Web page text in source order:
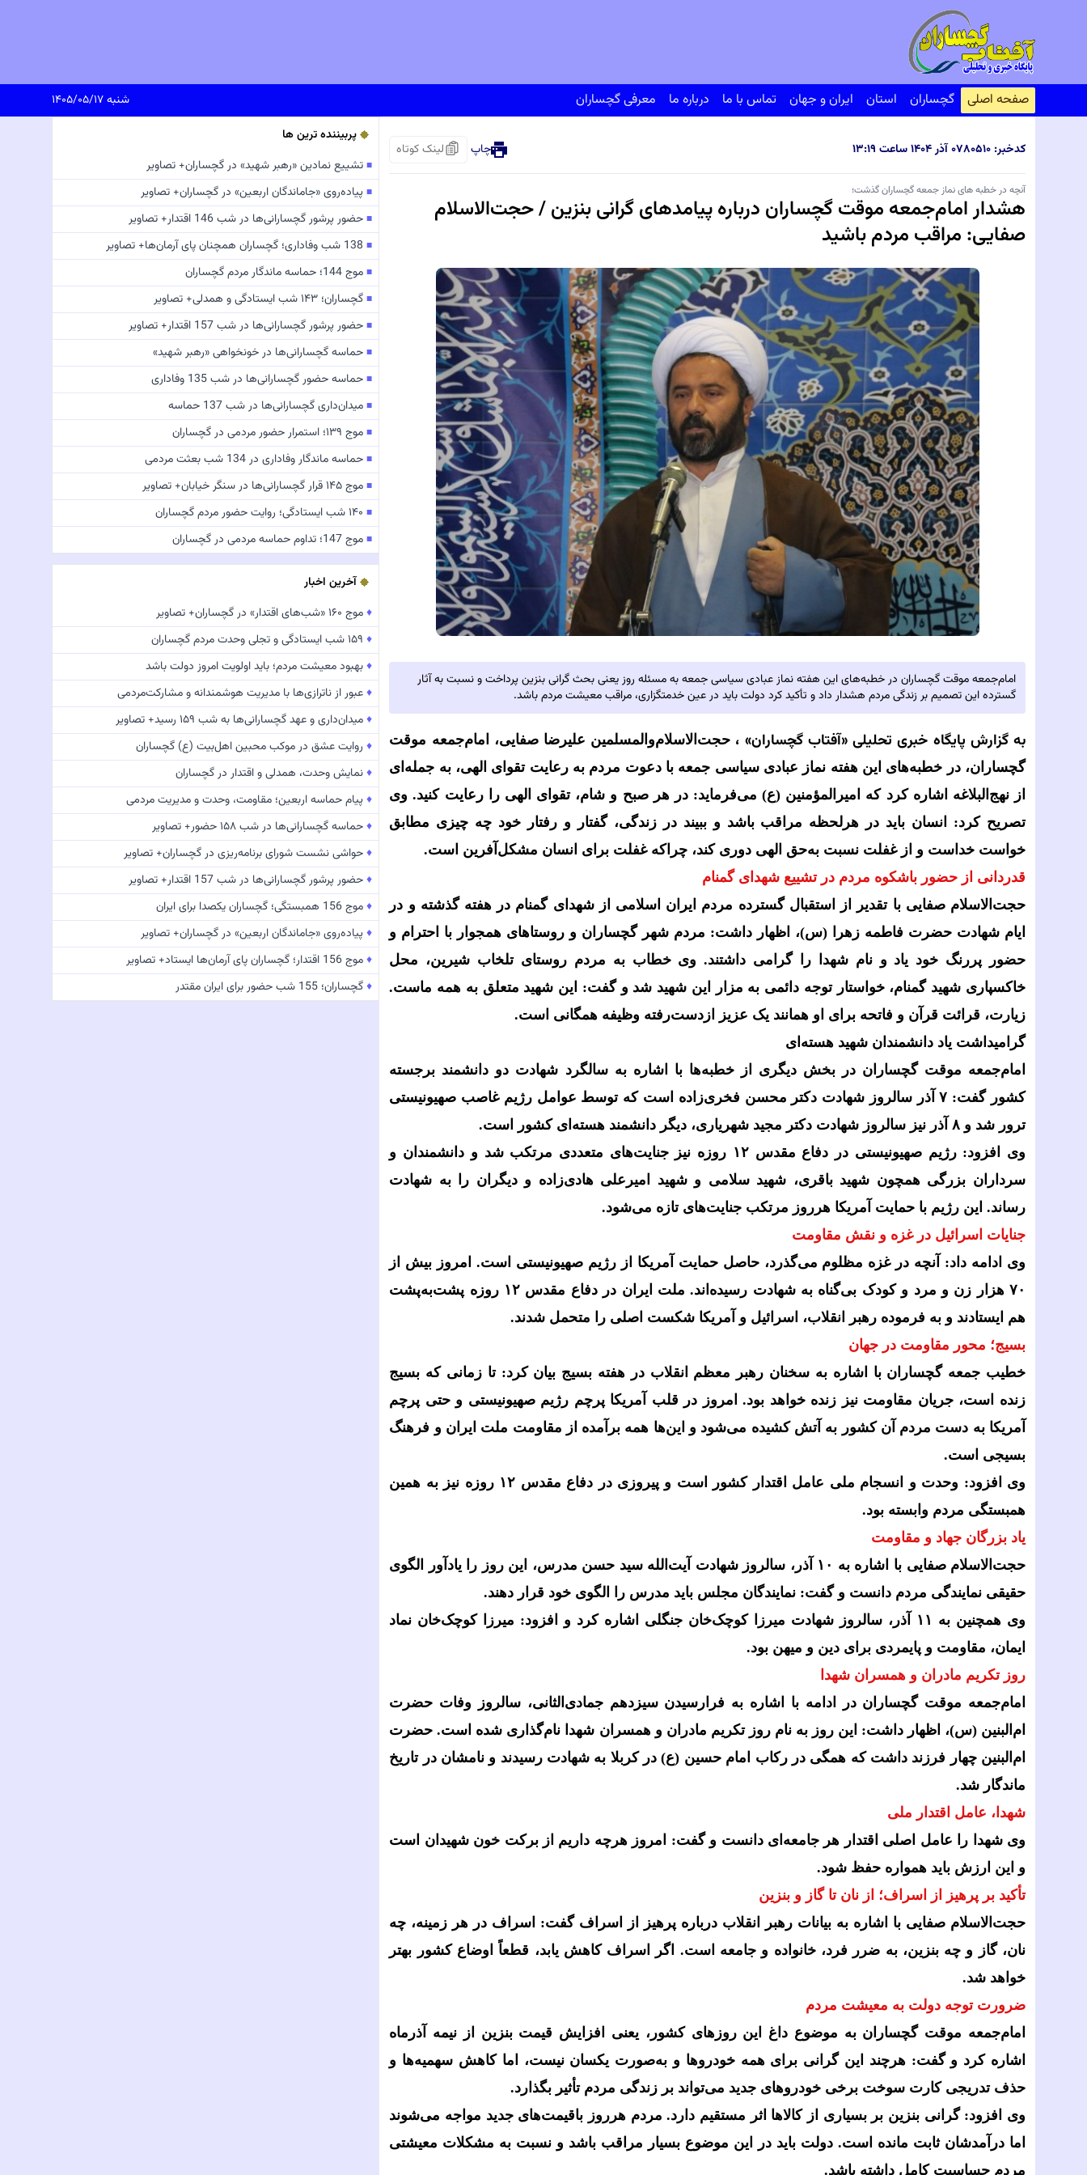
صفحه اصلی گچساران استان ایران و جهان تماس با ما درباره ما معرفی گچساران شنبه ۱۴۰۵/۰۵/۱۷
کدخبر: ۸۰۵۱۰ ۰۷ آذر ۱۴۰۴ ساعت ۱۳:۱۹ چاپ لینک کوتاه
آنچه در خطبه های نماز جمعه گچساران گذشت؛
هشدار امام‌جمعه موقت گچساران درباره پیامدهای گرانی بنزين / حجت‌الاسلام
صفایی: مراقب مردم باشید
امام‌جمعه موقت گچساران در خطبه‌های این هفته نماز عبادی سیاسی جمعه به مسئله روز یعنی بحث گرانی بنزین پرداخت و نسبت به آثار
گسترده این تصمیم بر زندگی مردم هشدار داد و تأکید کرد دولت باید در عین خدمتگزاری، مراقب معیشت مردم باشد.
به گزارش پایگاه خبری تحلیلی‌«آفتاب گچساران» ، حجت‌الاسلام‌والمسلمین علیرضا صفایی، امام‌جمعه موقت
گچساران، در خطبه‌های این هفته نماز عبادی سیاسی جمعه با دعوت مردم به رعایت تقوای الهی، به جمله‌ای
از نهج‌البلاغه اشاره کرد که امیرالمؤمنین (ع) می‌فرماید: در هر صبح و شام، تقوای الهی را رعایت کنید. وی
تصریح کرد: انسان باید در هرلحظه مراقب باشد و ببیند در زندگی، گفتار و رفتار خود چه چیزی مطابق
خواست خداست و از غفلت نسبت به‌حق الهی دوری کند، چراکه غفلت برای انسان مشکل‌آفرین است.
قدردانی از حضور باشکوه مردم در تشییع شهدای گمنام
حجت‌الاسلام صفایی با تقدیر از استقبال گسترده مردم ایران اسلامی از شهدای گمنام در هفته گذشته و در
ایام شهادت حضرت فاطمه زهرا (س)، اظهار داشت: مردم شهر گچساران و روستاهای همجوار با احترام و
حضور پررنگ خود یاد و نام شهدا را گرامی داشتند. وی خطاب به مردم روستای تلخاب شیرین، محل
خاکسپاری شهید گمنام، خواستار توجه دائمی به مزار این شهید شد و گفت: این شهید متعلق به همه ماست.
زیارت، قرائت قرآن و فاتحه برای او همانند یک عزیز ازدست‌رفته وظیفه همگانی است.
گرامیداشت یاد دانشمندان شهید هسته‌ای
امام‌جمعه موقت گچساران در بخش دیگری از خطبه‌ها با اشاره به سالگرد شهادت دو دانشمند برجسته
کشور گفت:
آذر سالروز شهادت دکتر محسن فخری‌زاده است که توسط عوامل رژیم غاصب صهیونیستی
ترور شد و ۸ آذر نیز سالروز شهادت دکتر مجید شهریاری، دیگر دانشمند هسته‌ای کشور است.
وی افزود: رژیم صهیونیستی در دفاع مقدس۱۲ روزه نیز جنایت‌های متعددی مرتکب شد و دانشمندان و
سرداران بزرگی همچون شهید باقری، شهید سلامی و شهید امیرعلی هادی‌زاده و دیگران را به شهادت
رساند. این رژیم با حمایت آمریکا هرروز مرتکب جنایت‌های تازه می‌شود.
جنایات اسرائیل در غزه و نقش مقاومت
وی ادامه داد: آنچه در غزه مظلوم می‌گذرد، حاصل حمایت آمریکا از رژیم صهیونیستی است. امروز بیش از
۷۰هزار زن و مرد و کودک بی‌گناه به شهادت رسیده‌اند. ملت ایران در دفاع مقدس ۱۲ روزه پشت‌به‌پشت
هم ایستادند و به فرموده رهبر انقلاب، اسرائیل و آمریکا شکست اصلی را متحمل شدند.
بسیج؛ محور مقاومت در جهان
خطیب جمعه گچساران با اشاره به سخنان رهبر معظم انقلاب در هفته بسیج بیان کرد: تا زمانی که بسیج
زنده است، جریان مقاومت نیز زنده خواهد بود. امروز در قلب آمریکا پرچم رژیم صهیونیستی و حتی پرچم
آمریکا به دست مردم آن کشور به آتش کشیده می‌شود و این‌ها همه برآمده از مقاومت ملت ایران و فرهنگ
بسیجی است.
وی افزود: وحدت و انسجام ملی عامل اقتدار کشور است و پیروزی در دفاع مقدس ۱۲ روزه نیز به همین
همبستگی مردم وابسته بود.
یاد بزرگان جهاد و مقاومت
حجت‌الاسلام صفایی با اشاره به ۱۰ آذر، سالروز شهادت آیت‌الله سید حسن مدرس، این روز را یادآور الگوی
حقیقی نمایندگی مردم دانست و گفت: نمایندگان مجلس باید مدرس را الگوی خود قرار دهند.
وی همچنین به ۱۱ آذر، سالروز شهادت میرزا کوچک‌خان جنگلی اشاره کرد و افزود: میرزا کوچک‌خان نماد
ایمان، مقاومت و پایمردی برای دین و میهن بود.
روز تکریم مادران و همسران شهدا
امام‌جمعه موقت گچساران در ادامه با اشاره به فرارسیدن سیزدهم جمادی‌الثانی، سالروز وفات حضرت
ام‌البنین (س)، اظهار داشت: این روز به نام روز تکریم مادران و همسران شهدا نام‌گذاری شده است. حضرت
ام‌البنین چهار فرزند داشت که همگی در رکاب امام حسین (ع) در کربلا به شهادت رسیدند و نامشان در تاریخ
ماندگار شد.
شهدا، عامل اقتدار ملی
وی شهدا را عامل اصلی اقتدار هر جامعه‌ای دانست و گفت: امروز هرچه داریم از برکت خون شهیدان است
و این ارزش باید همواره حفظ شود.
تأکید بر پرهیز از اسراف؛ از نان تا گاز و بنزین
حجت‌الاسلام صفایی با اشاره به بیانات رهبر انقلاب درباره پرهیز از اسراف گفت: اسراف در هر زمینه، چه
نان، گاز و چه بنزین، به ضرر فرد، خانواده و جامعه است. اگر اسراف کاهش یابد، قطعاً اوضاع کشور بهتر
خواهد شد.
ضرورت توجه دولت به معیشت مردم
امام‌جمعه موقت گچساران به موضوع داغ این روزهای کشور، یعنی افزایش قیمت بنزین از نیمه آذرماه
اشاره کرد و گفت: هرچند این گرانی برای همه خودروها و به‌صورت یکسان نیست، اما کاهش سهمیه‌ها و
حذف تدریجی کارت سوخت برخی خودروهای جدید می‌تواند بر زندگی مردم تأثیر بگذارد.
وی افزود: گرانی بنزین بر بسیاری از کالاها اثر مستقیم دارد. مردم هرروز باقیمت‌های جدید مواجه می‌شوند
اما درآمدشان ثابت مانده است. دولت باید در این موضوع بسیار مراقب باشد و نسبت به مشکلات معیشتی
مردم حساسیت کامل داشته باشد.
پربیننده ترین ها
■ تشییع نمادین «رهبر شهید» در گچساران+ تصاویر
■ پیاده‌روی «جاماندگان اربعین» در گچساران+ تصاویر
■ حضور پرشور گچسارانی‌ها در شب 146 اقتدار+ تصاویر
■ 138 شب وفاداری؛ گچساران همچنان پای آرمان‌ها+ تصاویر
■ موج 144؛ حماسه ماندگار مردم گچساران
■ گچساران؛ ۱۴۳ شب ایستادگی و همدلی+ تصاویر
■ حضور پرشور گچسارانی‌ها در شب 157 اقتدار+ تصاویر
■ حماسه گچسارانی‌ها در خونخواهی «رهبر شهید»
■ حماسه حضور گچسارانی‌ها در شب 135 وفاداری
■ میدان‌داری گچسارانی‌ها در شب 137 حماسه
■ موج ۱۳۹؛ استمرار حضور مردمی در گچساران
■ حماسه ماندگار وفاداری در 134 شب بعثت مردمی
■ موج ۱۴۵ قرار گچسارانی‌ها در سنگر خیابان+ تصاویر
■ ۱۴۰ شب ایستادگی؛ روایت حضور مردم گچساران
■ موج 147؛ تداوم حماسه مردمی در گچساران
آخرین اخبار
♦موج ۱۶۰ «شب‌های اقتدار» در گچساران+ تصاویر
♦ ۱۵۹ شب ایستادگی و تجلی وحدت مردم گچساران
♦بهبود معیشت مردم؛ باید اولویت امروز دولت باشد
♦عبور از ناترازی‌ها با مدیریت هوشمندانه و مشارکت‌مردمی
♦میدان‌داری و عهد گچسارانی‌ها به شب ۱۵۹ رسید+ تصاویر
♦ روایت عشق در موکب محبین اهل‌بیت (ع) گچساران
♦نمایش وحدت، همدلی و اقتدار در گچساران
♦ پیام حماسه اربعین؛ مقاومت، وحدت و مدیریت مردمی
♦حماسه گچسارانی‌ها در شب ۱۵۸ حضور+ تصاویر
♦حواشی نشست شورای برنامه‌ریزی در گچساران+ تصاویر
♦حضور پرشور گچسارانی‌ها در شب 157 اقتدار+ تصاویر
♦موج 156 همبستگی؛ گچساران یکصدا برای ایران
♦ پیاده‌روی «جاماندگان اربعین» در گچساران+ تصاویر
♦موج 156 اقتدار؛ گچساران پای آرمان‌ها ایستاد+ تصاویر
♦گچساران؛ 155 شب حضور برای ایران مقتدر